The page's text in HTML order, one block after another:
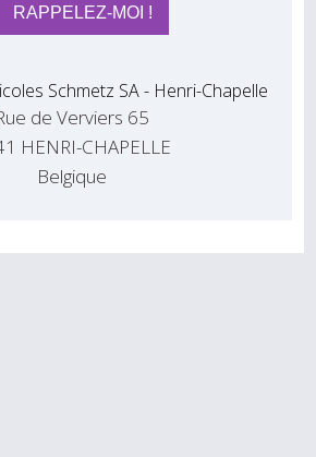
de Verviers 65
HENRI-CHAPELLE
Belgique